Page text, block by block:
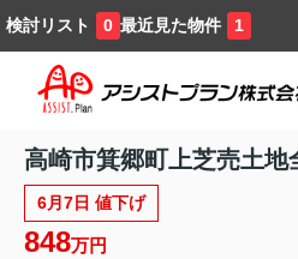
検討リスト 0 最近見た物件 1
高崎市箕郷町上芝売土
6月7日 値下げ
848万円